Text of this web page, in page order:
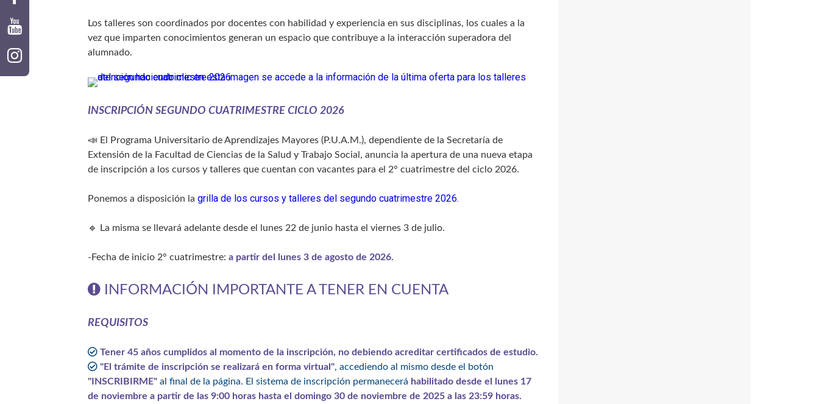
Los talleres son coordinados por docentes con habilidad y experiencia en sus disciplinas, los cuales a la
vez que imparten conocimientos generan un espacio que contribuye a la interacción superadora del
alumnado.
INSCRIPCIÓN SEGUNDO CUATRIMESTRE CICLO 2026
📣 El Programa Universitario de Aprendizajes Mayores (P.U.A.M.), dependiente de la Secretaría de
Extensión de la Facultad de Ciencias de la Salud y Trabajo Social, anuncia la apertura de una nueva etapa
de inscripción a los cursos y talleres que cuentan con vacantes para el 2° cuatrimestre del ciclo 2026.
Ponemos a disposición lagrilla de los cursos y talleres del segundo cuatrimestre 2026.
🔹 La misma se llevará adelante desde el lunes 22 de junio hasta el viernes 3 de julio.
-Fecha de inicio 2° cuatrimestre:a partir del lunes 3 de agosto de 2026.
INFORMACIÓN IMPORTANTE A TENER EN CUENTA
REQUISITOS
Tener 45 años cumplidos al momento de la inscripción, no debiendo acreditar certificados de estudio.
"El trámite de inscripción se realizará en forma virtual", accediendo al mismo desde el botón
"INSCRIBIRME" al final de la página. El sistema de inscripción permanecerá habilitado desde el lunes 17
de noviembre a partir de las 9:00 horas hasta el domingo 30 de noviembre de 2025 a las 23:59 horas.